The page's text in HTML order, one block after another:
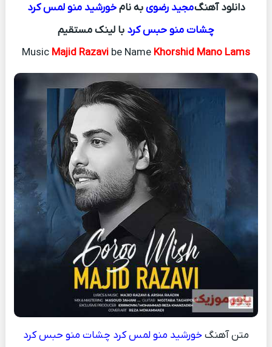
دانلود آهنگمجید رضویبه نامخورشید منو لمس کرد
چشات منو حبس کرد با لینک مستقیم
Music Majid Razavi be Name Khorshid Mano Lams
متن آهنگخورشید منو لمس کرد چشات منو حبس کرد